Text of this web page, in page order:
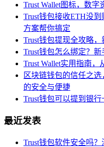
Trust Wallet图标，数
Trust钱包接收ETH没
方案帮你搞定
Trust钱包提现全攻略
Trust钱包怎么绑定？
Trust Wallet实用指南
区块链钱包的信任之选
的安全与便捷
Trust钱包可以提到银
最近发表
Trust钱包软件安全吗